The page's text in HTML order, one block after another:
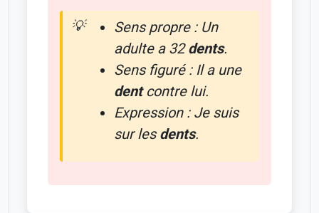
Sens propre : Un
adulte a 32dents.
Sens figuré : Il a une
dentcontre lui.
Expression : Je suis
sur lesdents.